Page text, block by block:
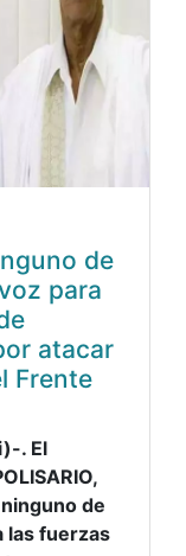
de
para
atacar
Frente
. El
de
las fuerzas